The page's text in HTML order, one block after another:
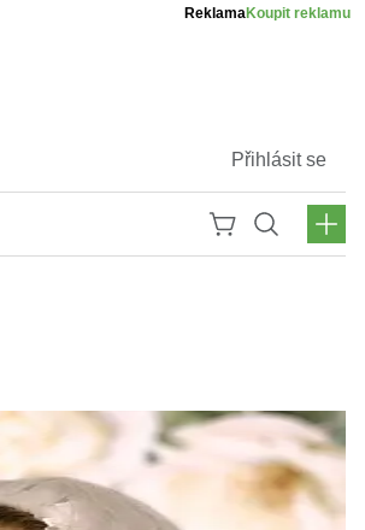
ReklamaKoupit reklamu
Přihlásit se